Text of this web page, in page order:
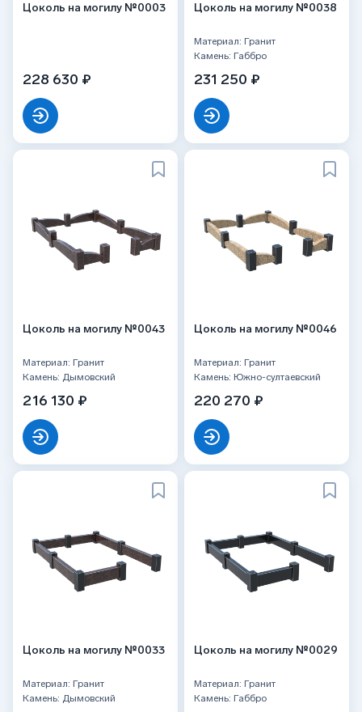
Цоколь на могилу №0003
228 630 ₽
Цоколь на могилу №0038
Материал: Гранит
Камень: Габбро
231 250 ₽
Цоколь на могилу №0043
Материал: Гранит
Камень: Дымовский
216 130 ₽
Цоколь на могилу №0046
Материал: Гранит
Камень: Южно-султаевский
220 270 ₽
Цоколь на могилу №0033
Материал: Гранит
Камень: Дымовский
Цоколь на могилу №0029
Материал: Гранит
Камень: Габбро